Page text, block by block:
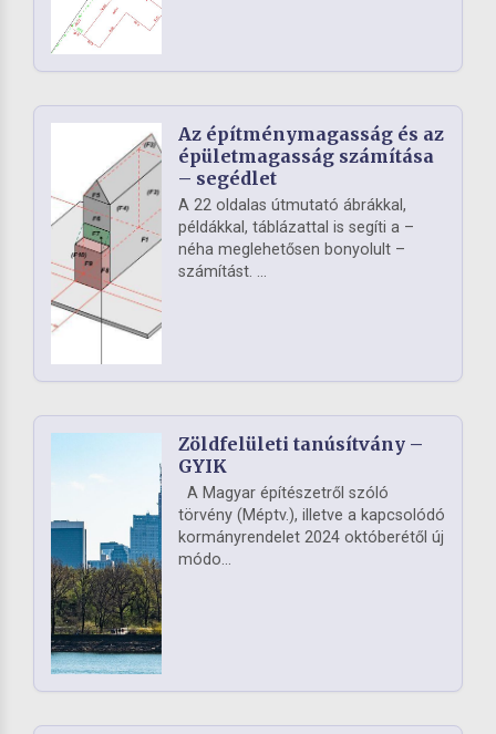
Az építménymagasság és az
épületmagasság számítása
– segédlet
A 22 oldalas útmutató ábrákkal,
példákkal, táblázattal is segíti a –
néha meglehetősen bonyolult –
számítást. ...
Zöldfelületi tanúsítvány –
GYIK
A Magyar építészetről szóló
törvény (Méptv.), illetve a kapcsolódó
kormányrendelet 2024 októberétől új
módo...